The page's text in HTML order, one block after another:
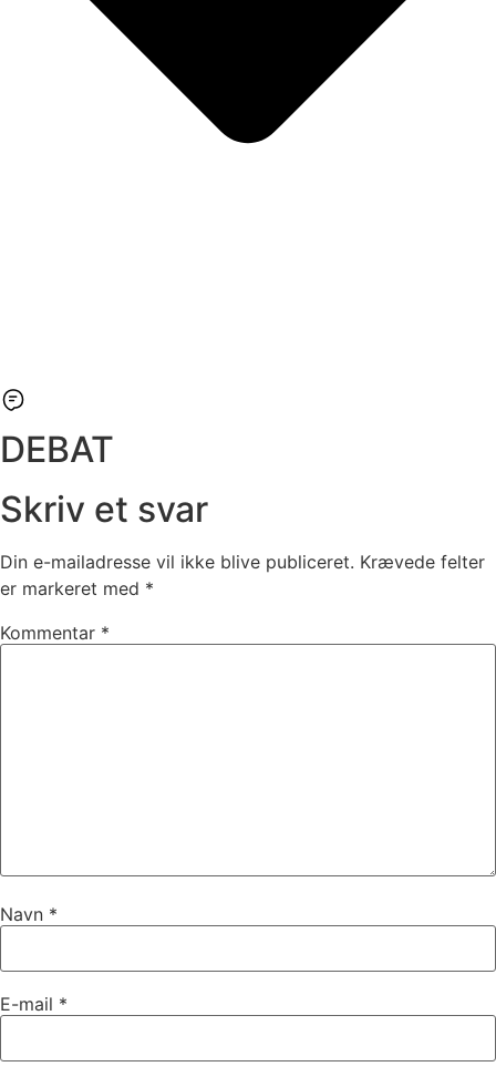
DEBAT
Skriv et svar
Din e-mailadresse vil ikke blive publiceret. Krævede felter
er markeret med *
Kommentar *
Navn *
E-mail *